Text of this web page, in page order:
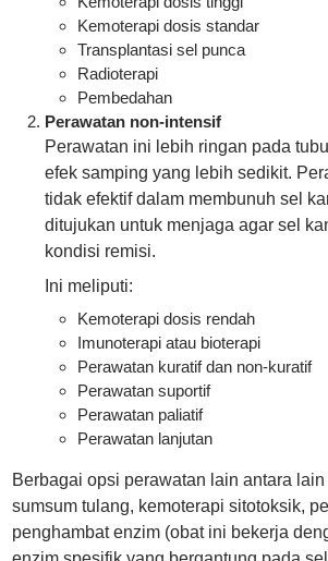
Kemoterapi dosis standar
Transplantasi sel punca
Radioterapi
Pembedahan
Perawatan non-intensif
Perawatan ini lebih ringan pada
efek samping yang lebih sedikit.
tidak efektif dalam membunuh sel
ditujukan untuk menjaga agar sel
kondisi remisi.
Ini meliputi:
Kemoterapi dosis rendah
Imunoterapi atau bioterapi
Perawatan kuratif dan non-kuratif
Perawatan suportif
Perawatan paliatif
Perawatan lanjutan
Berbagai opsi perawatan lain antara
sumsum tulang, kemoterapi sitotoksik,
penghambat enzim (obat ini bekerja